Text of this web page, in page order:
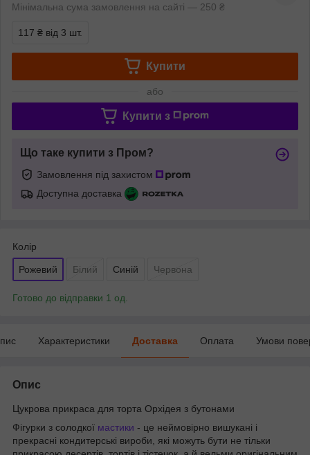
Мінімальна сума замовлення на сайті — 250 ₴
117 ₴ від 3 шт.
Купити
або
Купити з
Що таке купити з Пром?
Замовлення під захистом
Доступна доставка
Колір
Рожевий Білий Синій Червона
Готово до відправки 1 од.
Характеристики Доставка Оплата Умови
Опис
Цукрова прикраса для торта Орхідея з бутонами
Фігурки з солодкої мастики - це неймовірно вишукані і
прекрасні кондитерські вироби, які можуть бути не тільки